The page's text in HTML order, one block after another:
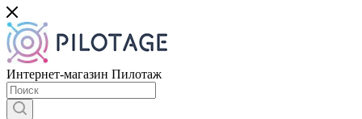
Интернет-магазин Пилотаж